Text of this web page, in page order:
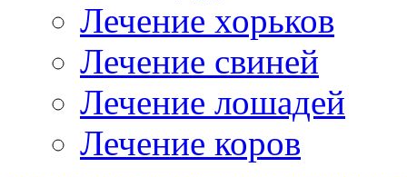
Лечение хорьков
Лечение свиней
Лечение лошадей
Лечение коров